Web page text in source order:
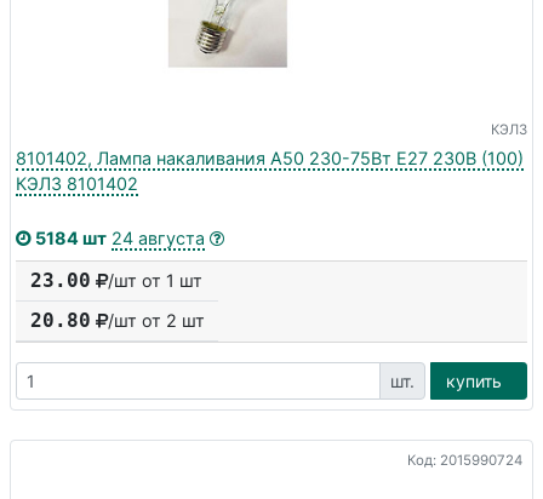
КЭЛЗ
8101402, Лампа накаливания А50 230-75Вт E27 230В (100)
КЭЛЗ 8101402
5184 шт 24 августа
23.00 /шт от 1 шт
20.80 /шт от 2 шт
шт. купить
Код: 2015990724